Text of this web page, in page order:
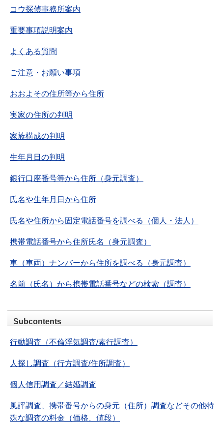
コウ探偵事務所案内
重要事項説明案内
よくある質問
ご注意・お願い事項
おおよその住所等から住所
実家の住所の判明
家族構成の判明
生年月日の判明
銀行口座番号等から住所（身元調査）
氏名や生年月日から住所
氏名や住所から固定電話番号を調べる（個人・法人）
携帯電話番号から住所氏名（身元調査）
車（車両）ナンバーから住所を調べる（身元調査）
名前（氏名）から携帯電話番号などの検索（調査）
Subcontents
行動調査（不倫浮気調査/素行調査）
人探し調査（行方調査/住所調査）
個人信用調査／結婚調査
風評調査、携帯番号からの身元（住所）調査などその他特
殊な調査の料金（価格、値段）